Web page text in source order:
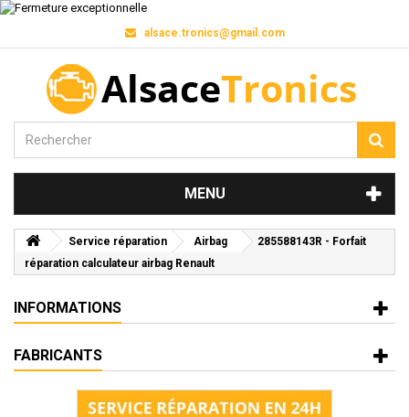
alsace.tronics@gmail.com
MENU
Service réparation Airbag
285588143R - Forfait
réparation calculateur airbag Renault
INFORMATIONS
FABRICANTS